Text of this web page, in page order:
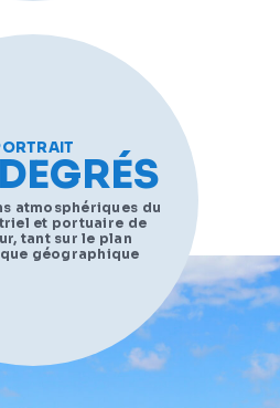
atmosphériques du
et portuaire de
tant sur le plan
géographique